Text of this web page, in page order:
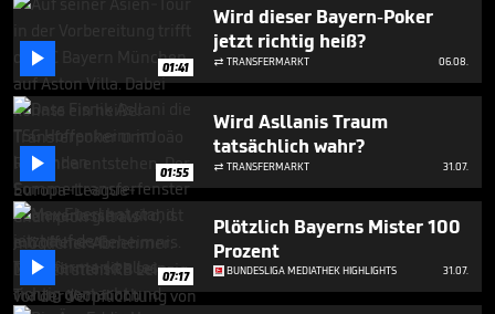
3
46
seconds
 01:41
Wird dieser Bayern-Poker
jetzt richtig heiß?
 TRANSFERMARKT 06.08.
 01:55
Wird Asllanis Traum
tatsächlich wahr?
 TRANSFERMARKT 31.07.
 07:17
Plötzlich Bayerns Mister 100
Prozent
BUNDESLIGA MEDIATHEK HIGHLIGHTS 31.07.